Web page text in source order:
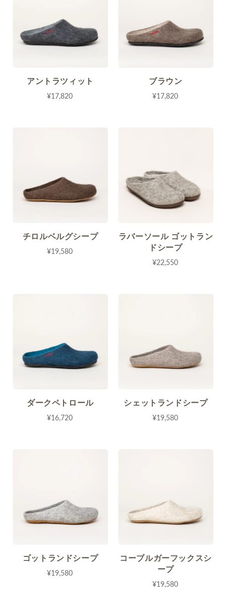
アントラツィット
¥17,820
ブラウン
¥17,820
チロルベルグシープ
¥19,580
ラバーソール ゴットラン
ドシープ
¥22,550
ダークペトロール
¥16,720
シェットランドシープ
¥19,580
ゴットランドシープ
¥19,580
コーブルガーフックスシ
ープ
¥19,580